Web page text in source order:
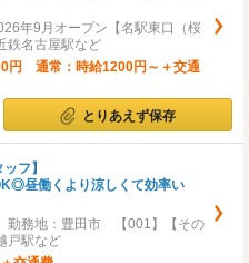
年9月オープン【名駅東口（桜
鉄名古屋駅など
円 通常：時給1200円～＋交通
とりあえず保存
フ】
昼働くより涼しくて効率い
務地：豊田市 【001】【その
戸駅など